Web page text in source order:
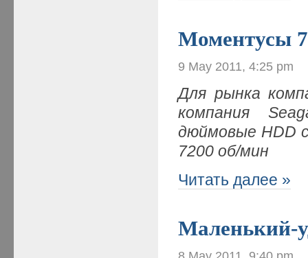
Моментусы
9 May 2011, 4:25 pm
Для рынка
компания
дюймовые HDD
7200 об/мин
Читать далее »
Маленький-